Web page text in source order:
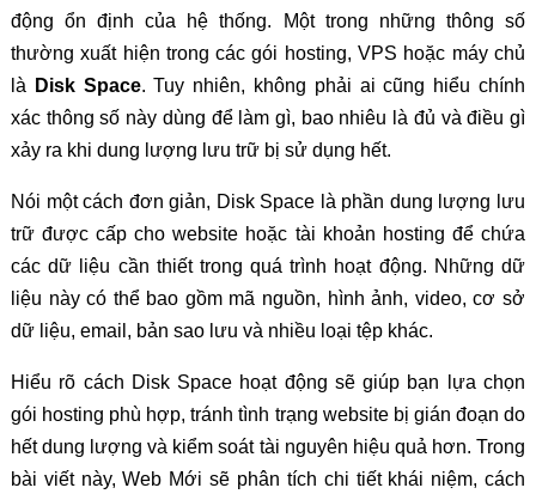
động ổn định của hệ thống. Một trong những thông số
thường xuất hiện trong các gói hosting, VPS hoặc máy chủ
là
Disk Space. Tuy nhiên, không phải ai cũng hiểu chính
xác thông số này dùng để làm gì, bao nhiêu là đủ và điều gì
xảy ra khi dung lượng lưu trữ bị sử dụng hết.
Nói một cách đơn giản, Disk Space là phần dung lượng lưu
trữ được cấp cho website hoặc tài khoản hosting để chứa
các dữ liệu cần thiết trong quá trình hoạt động. Những dữ
liệu này có thể bao gồm mã nguồn, hình ảnh, video, cơ sở
dữ liệu, email, bản sao lưu và nhiều loại tệp khác.
Hiểu rõ cách Disk Space hoạt động sẽ giúp bạn lựa chọn
gói hosting phù hợp, tránh tình trạng website bị gián đoạn do
hết dung lượng và kiểm soát tài nguyên hiệu quả hơn. Trong
bài viết này, Web Mới sẽ phân tích chi tiết khái niệm, cách